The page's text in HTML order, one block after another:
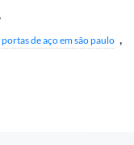
de aço em são paulo